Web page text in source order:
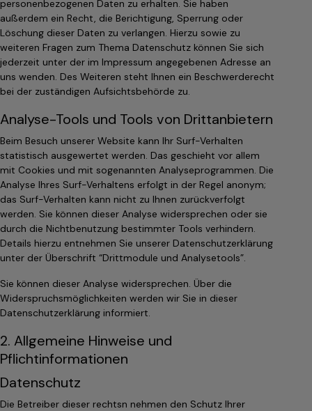
personenbezogenen Daten zu erhalten. Sie haben
außerdem ein Recht, die Berichtigung, Sperrung oder
Löschung dieser Daten zu verlangen. Hierzu sowie zu
weiteren Fragen zum Thema Datenschutz können Sie sich
jederzeit unter der im Impressum angegebenen Adresse an
uns wenden. Des Weiteren steht Ihnen ein Beschwerderecht
bei der zuständigen Aufsichtsbehörde zu.
Analyse-Tools und Tools von Drittanbietern
Beim Besuch unserer Website kann Ihr Surf-Verhalten
statistisch ausgewertet werden. Das geschieht vor allem
mit Cookies und mit sogenannten Analyseprogrammen. Die
Analyse Ihres Surf-Verhaltens erfolgt in der Regel anonym;
das Surf-Verhalten kann nicht zu Ihnen zurückverfolgt
werden. Sie können dieser Analyse widersprechen oder sie
durch die Nichtbenutzung bestimmter Tools verhindern.
Details hierzu entnehmen Sie unserer Datenschutzerklärung
unter der Überschrift “Drittmodule und Analysetools”.
Sie können dieser Analyse widersprechen. Über die
Widerspruchsmöglichkeiten werden wir Sie in dieser
Datenschutzerklärung informiert.
2. Allgemeine Hinweise und
Pflichtinformationen
Datenschutz
Die Betreiber dieser rechtsn nehmen den Schutz Ihrer